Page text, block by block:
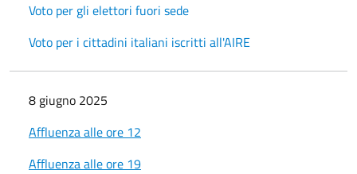
Voto per gli elettori fuori sede
Voto per i cittadini italiani iscritti all'AIRE
8 giugno 2025
Affluenza alle ore 12
Affluenza alle ore 19